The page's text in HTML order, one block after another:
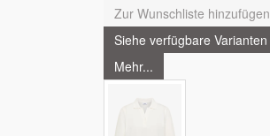
Zur Wunschliste hinzufügen
Siehe verfügbare Varianten
Mehr...